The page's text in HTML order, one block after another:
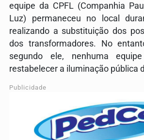
equipe da CPFL (Companhia
Luz) permaneceu no local
realizando a substituição dos
dos transformadores. No
segundo ele, nenhuma
restabelecer a iluminação pública
Publicidade